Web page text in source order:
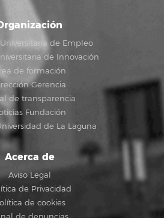
de Empleo
de Innovación
de formación
Gerencia
de transparencia
Fundación
de La Laguna
Acerca de
Aviso Legal
de Privacidad
de cookies